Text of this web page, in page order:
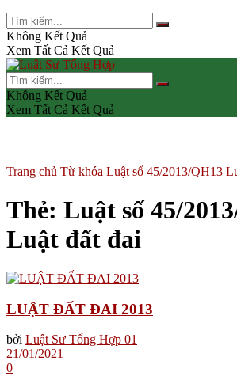
Không Kết Quả
Xem Tất Cả Kết Quả
Không Kết Quả
Xem Tất Cả Kết Quả
Trang chủ Từ khóa Luật số 45/2013/QH13
Thẻ: Luật số 45/
Luật đất đai
LUẬT ĐẤT ĐAI 2013
bởi Luật Sư Tổng Hợp 01
21/01/2021
0